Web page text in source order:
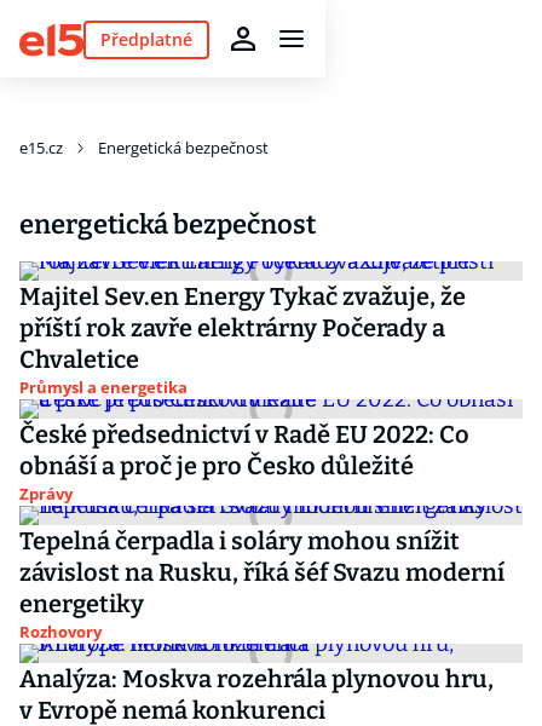
Předplatné
e15.cz Energetická bezpečnost
energetická bezpečnost
Majitel Sev.en Energy Tykač zvažuje, že
příští rok zavře elektrárny Počerady a
Chvaletice
Průmysl a energetika
České předsednictví v Radě EU 2022: Co
obnáší a proč je pro Česko důležité
Zprávy
Tepelná čerpadla i soláry mohou snížit
závislost na Rusku, říká šéf Svazu moderní
energetiky
Rozhovory
Analýza: Moskva rozehrála plynovou hru,
v Evropě nemá konkurenci